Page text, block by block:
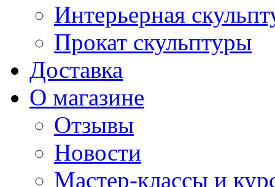
Интерьерная
Прокат скульптуры
Доставка
О магазине
Отзывы
Новости
Мастер-классы и